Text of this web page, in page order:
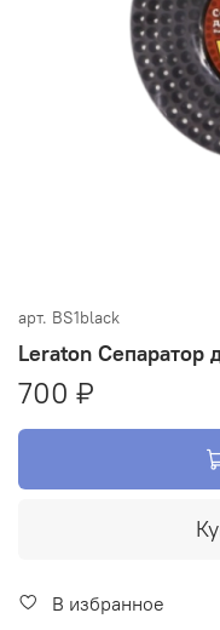
арт. BS1black
Leraton Сепаратор
700 ₽
В избранное